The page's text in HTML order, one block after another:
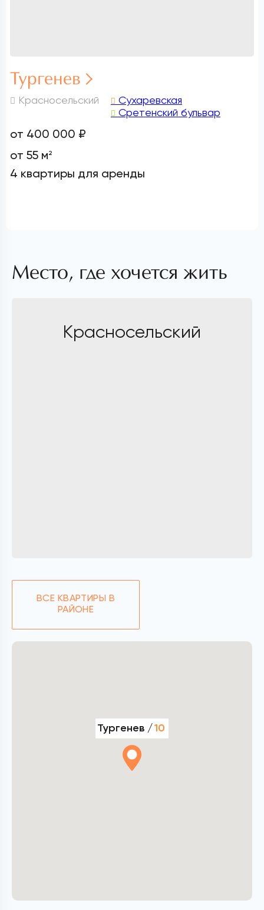
Тургенев
Красносельский
Сухаревская
Сретенский бульвар
от 400 000 ₽
от 55 м 2
4 квартиры для аренды
Место, где хочется жить
Красносельский
ВСЕ КВАРТИРЫ В
РАЙОНЕ
Тургенев / 10